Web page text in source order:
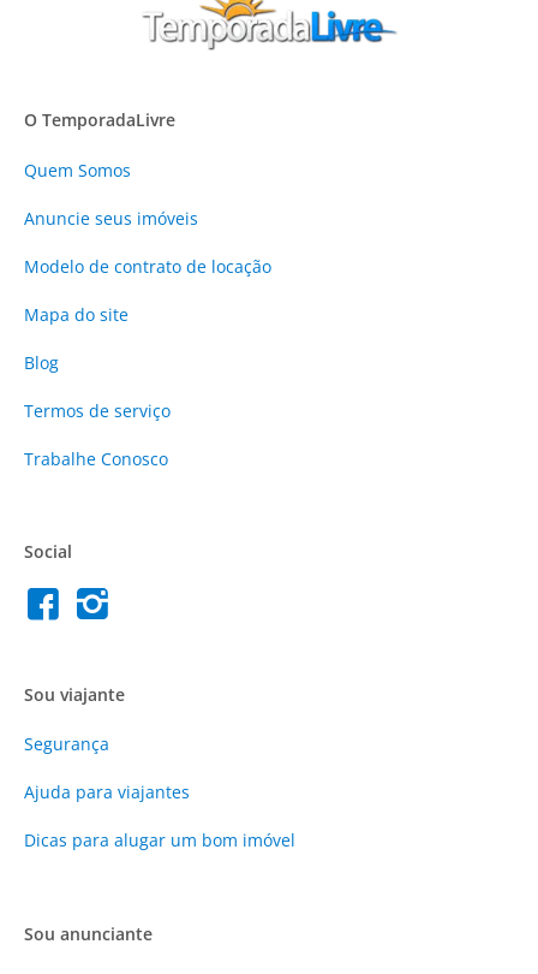
O TemporadaLivre
Quem Somos
Anuncie seus imóveis
Modelo de contrato de locação
Mapa do site
Blog
Termos de serviço
Trabalhe Conosco
Social
Sou viajante
Segurança
Ajuda para viajantes
Dicas para alugar um bom imóvel
Sou anunciante